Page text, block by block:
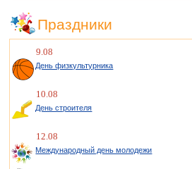
Праздники
9.08
День физкультурника
10.08
День строителя
12.08
Международный день молодежи